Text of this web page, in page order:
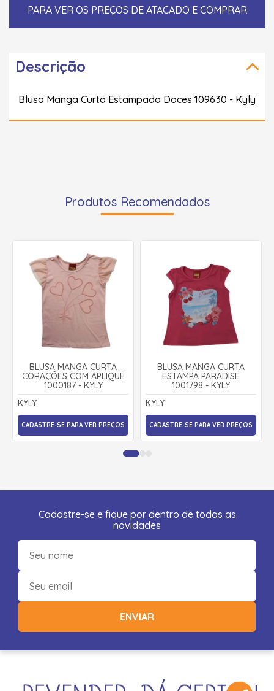
PARA VER OS PREÇOS DE ATACADO E COMPRAR
Descrição
Blusa Manga Curta Estampado Doces 109630 - Kyly
Produtos Recomendados
BLUSA MANGA CURTA
CORAÇÕES COM APLIQUE
1000187 - KYLY
KYLY
CADASTRE-SE PARA VER PREÇOS
BLUSA MANGA CURTA
ESTAMPA PARADISE
1001798 - KYLY
KYLY
CADASTRE-SE PARA VER PREÇOS
Cadastre-se e fique por dentro de todas as
novidades
ENVIAR